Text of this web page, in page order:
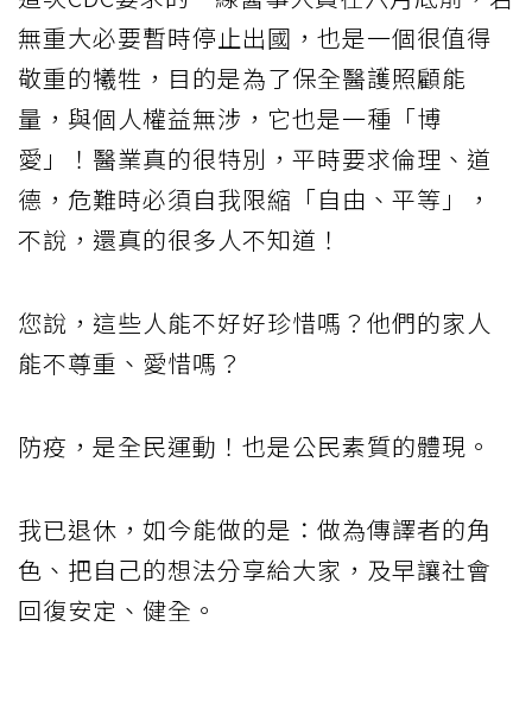
無重大必要暫時停止出國，也是一個很值得
敬重的犧牲，目的是為了保全醫護照顧能
量，與個人權益無涉，它也是一種「博
愛」！醫業真的很特別，平時要求倫理、道
德，危難時必須自我限縮「自由、平等」，
不說，還真的很多人不知道！
您說，這些人能不好好珍惜嗎？他們的家人
能不尊重、愛惜嗎？
防疫，是全民運動！也是公民素質的體現。
我已退休，如今能做的是：做為傳譯者的角
色、把自己的想法分享給大家，及早讓社會
回復安定、健全。